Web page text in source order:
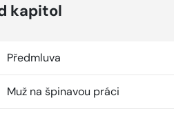
kapitol
Předmluva
Muž na špinavou práci